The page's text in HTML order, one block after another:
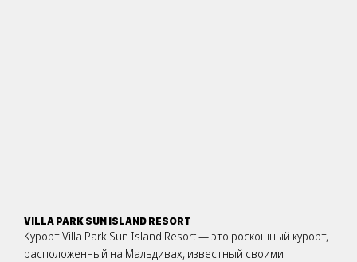
VILLA PARK SUN ISLAND RESORT
Курорт Villa Park Sun Island Resort — это роскошный курорт,
расположенный на Мальдивах, известный своими